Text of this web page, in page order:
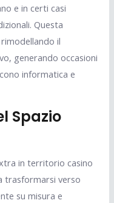
e in certi casi
Questa
il
generando occasioni
informatica e
Spazio
in territorio casino
trasformarsi verso
su misura e